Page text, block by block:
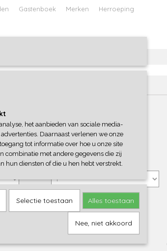
Gastenboek Merken Herroeping
Aantal
het aanbieden van sociale media-
Daarnaast verlenen we onze
tot informatie over hoe u onze site
combinatie met andere gegevens die zij
hun diensten of die u hen hebt verstrekt.
Selectie toestaan Alles toestaan
Nee, niet akkoord